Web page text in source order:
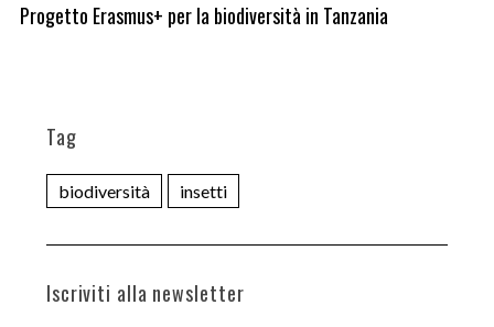
Progetto Erasmus+ per la biodiversità in Tanzania
Tag
biodiversità insetti
Iscriviti alla newsletter